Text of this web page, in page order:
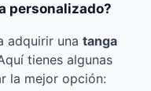
personalizado?
adquirir una tanga
tienes algunas
la mejor opción: